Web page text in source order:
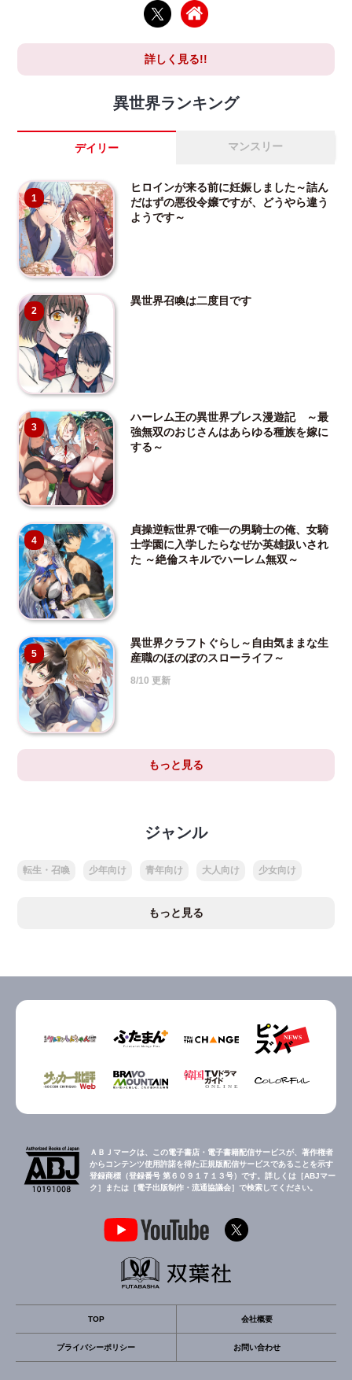
詳しく見る!!
異世界ランキング
デイリー マンスリー
1
ヒロインが来る前に妊娠しました～詰ん
だはずの悪役令嬢ですが、どうやら違う
ようです～
2
異世界召喚は二度目です
3
ハーレム王の異世界プレス漫遊記 ～最
強無双のおじさんはあらゆる種族を嫁に
する～
4
貞操逆転世界で唯一の男騎士の俺、女騎
士学園に入学したらなぜか英雄扱いされ
た ～絶倫スキルでハーレム無双～
5
異世界クラフトぐらし～自由気ままな生
産職のほのぼのスローライフ～
8/10 更新
もっと見る
ジャンル
転生・召喚 少年向け 青年向け 大人向け 少女向け
もっと見る
ＡＢＪマークは、この電子書店・電子書籍配信サービスが、著作権者
からコンテンツ使用許諾を得た正規版配信サービスであることを示す
登録商標（登録番号 第６０９１７１３号）です。詳しくは［ABJマー
ク］または［電子出版制作・流通協議会］で検索してください。
TOP 会社概要
プライバシーポリシー お問い合わせ